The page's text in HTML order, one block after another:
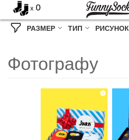
x 0
РАЗМЕР ТИП РИСУНОК
Фотографу